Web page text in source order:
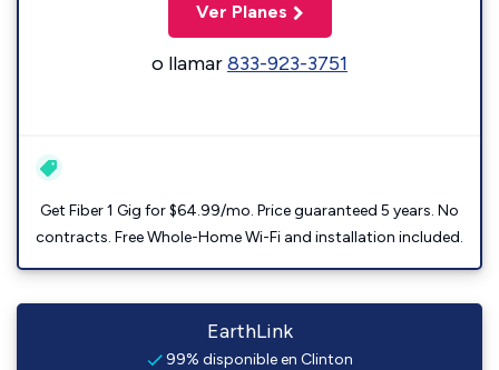
Ver Planes
o llamar833-923-3751
Get Fiber 1 Gig for $64.99/mo. Price guaranteed 5 years. No
contracts. Free Whole-Home Wi-Fi and installation included.
EarthLink
99% disponible en Clinton